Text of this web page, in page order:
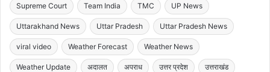
Supreme Court Team India TMC UP News
Uttarakhand News Uttar Pradesh Uttar Pradesh News
viral video Weather Forecast Weather News
Weather Update अदालत अपराध उत्तर प्रदेश उत्तराखंड